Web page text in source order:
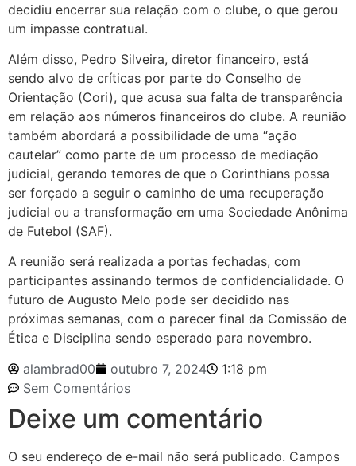
decidiu encerrar sua relação com o clube, o que gerou
um impasse contratual.
Além disso, Pedro Silveira, diretor financeiro, está
sendo alvo de críticas por parte do Conselho de
Orientação (Cori), que acusa sua falta de transparência
em relação aos números financeiros do clube. A reunião
também abordará a possibilidade de uma “ação
cautelar” como parte de um processo de mediação
judicial, gerando temores de que o Corinthians possa
ser forçado a seguir o caminho de uma recuperação
judicial ou a transformação em uma Sociedade Anônima
de Futebol (SAF).
A reunião será realizada a portas fechadas, com
participantes assinando termos de confidencialidade. O
futuro de Augusto Melo pode ser decidido nas
próximas semanas, com o parecer final da Comissão de
Ética e Disciplina sendo esperado para novembro.
alambrad00
outubro 7, 2024
1:18 pm
Sem Comentários
Deixe um comentário
O seu endereço de e-mail não será publicado. Campos